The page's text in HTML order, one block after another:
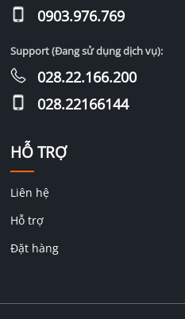
HỖ TRỢ
Liên hệ
Hỗ trợ
Đặt hàng
0903.976.769
Support (Đang sử dụng dịch vụ):
028.22.166.200
028.22166144